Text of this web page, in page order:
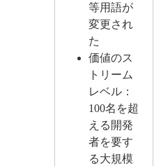
等用語が
変更され
た
価値のス
トリーム
レベル：
100名を超
える開発
者を要す
る大規模